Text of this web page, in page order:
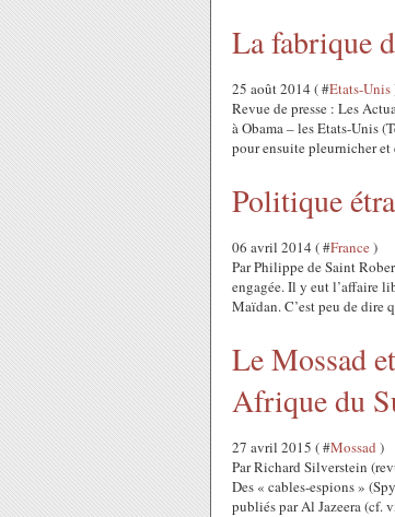
La fabrique
25 août 2014 ( #Etats-Unis
Revue de presse : Les
à Obama – les Etats-Unis
pour ensuite pleurnicher et
Politique
06 avril 2014 ( #France)
Par Philippe de Saint
engagée. Il y eut l’affaire
Maïdan. C’est peu de dire
Le Mossad
Afrique du
27 avril 2015 ( #Mossad )
Par Richard Silverstein
Des « cables-espions »
publiés par Al Jazeera (cf.